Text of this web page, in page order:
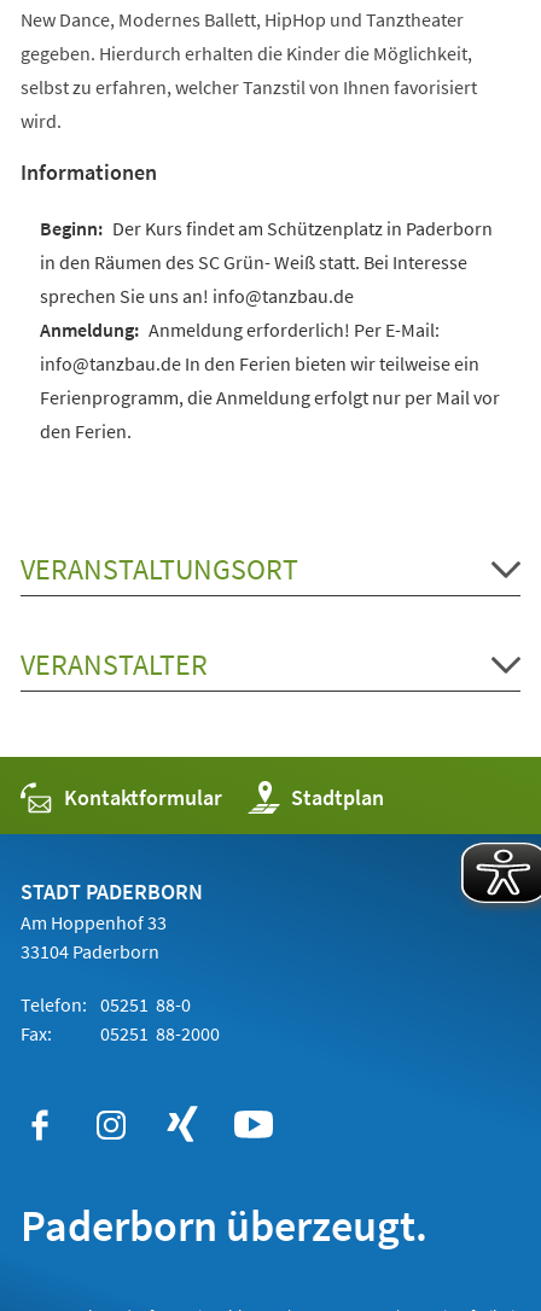
New Dance, Modernes Ballett, HipHop und Tanztheater
gegeben. Hierdurch erhalten die Kinder die Möglichkeit,
selbst zu erfahren, welcher Tanzstil von Ihnen favorisiert
wird.
Informationen
Der Kurs findet am Schützenplatz in Paderborn
in den Räumen des SC Grün- Weiß statt. Bei Interesse
sprechen Sie uns an! info@tanzbau.de
Anmeldung erforderlich! Per E-Mail:
info@tanzbau.de In den Ferien bieten wir teilweise ein
Ferienprogramm, die Anmeldung erfolgt nur per Mail vor
den Ferien.
VERANSTALTUNGSORT
VERANSTALTER
Kontaktformular Stadtplan
(Öffnet
in
einem
STADT PADERBORN
Am Hoppenhof 33
33104 Paderborn
Telefon: 05251 88-0
Fax:
05251 88-2000
Paderborn überzeugt.